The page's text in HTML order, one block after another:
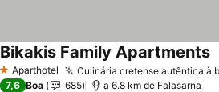
1 Estrelas
Aparthotel Culinária cretense autêntica à
Bikakis Family Apartments
7,6 Boa 685 a 6.8 km de Falasarna